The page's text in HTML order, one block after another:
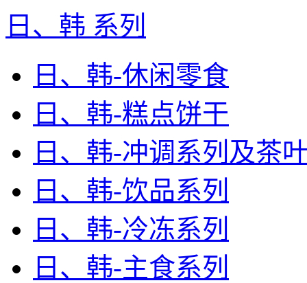
日、韩 系列
日、韩-休闲零食
日、韩-糕点饼干
日、韩-冲调系列及茶
日、韩-饮品系列
日、韩-冷冻系列
日、韩-主食系列